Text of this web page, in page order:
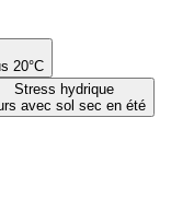
20°C
Stress hydrique
avec sol sec en été